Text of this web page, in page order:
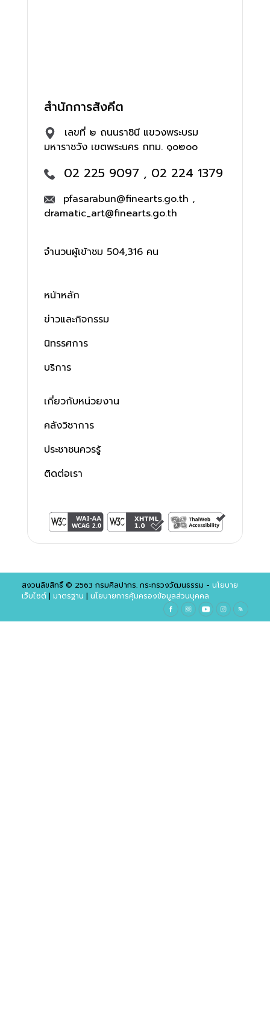
สำนักการสังคีต
เลขที่ ๒ ถนนราชินี แขวงพระบรม
มหาราชวัง เขตพระนคร กทม. ๑๐๒๐๐
02 225 9097 , 02 224 1379
pfasarabun@finearts.go.th ,
dramatic_art@finearts.go.th
จำนวนผู้เข้าชม 504,316 คน
หน้าหลัก
ข่าวและกิจกรรม
นิทรรศการ
บริการ
เกี่ยวกับหน่วยงาน
คลังวิชาการ
ประชาชนควรรู้
ติดต่อเรา
สงวนลิขสิทธิ์ © 2563 กรมศิลปากร. กระทรวงวัฒนธรรม - นโยบาย
เว็บไซต์| มาตรฐาน | นโยบายการคุ้มครองข้อมูลส่วนบุคคล